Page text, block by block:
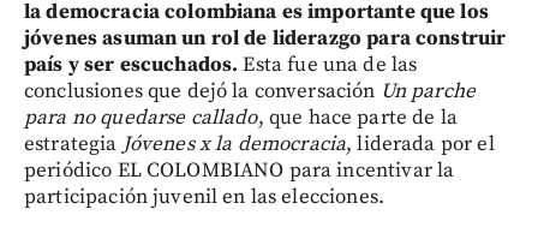
la democracia colombiana es importante que los
jóvenes asuman un rol de liderazgo para construir
país y ser escuchados.Esta fue una de las
conclusiones que dejó la conversación Un parche
para no quedarse callado, que hace parte de la
estrategia Jóvenes x la democracia, liderada por el
periódico EL COLOMBIANO para incentivar la
participación juvenil en las elecciones.